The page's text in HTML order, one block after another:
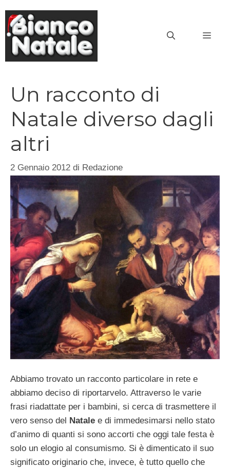
contenuto
Un racconto di
Natale diverso dagli
altri
2 Gennaio 2012 di Redazione
Abbiamo trovato un racconto particolare in rete e
abbiamo deciso di riportarvelo. Attraverso le varie
frasi riadattate per i bambini, si cerca di trasmettere il
vero senso del
Natale e di immedesimarsi nello stato
d’animo di quanti si sono accorti che oggi tale festa è
solo un elogio al consumismo. Si è dimenticato il suo
significato originario che, invece, è tutto quello che